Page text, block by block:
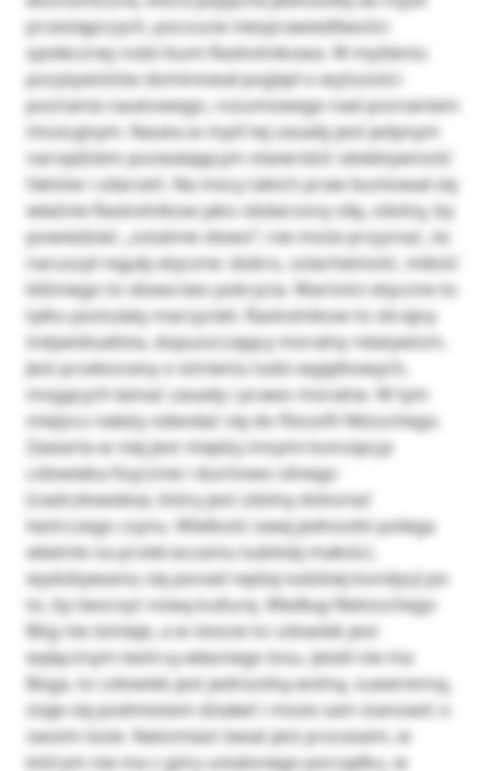
przestępczych, poczucie niesprawiedliwości
społecznej rodzi bunt Raskolnikowa. W myśleniu
pozytywistów dominował pogląd o wyższości
poznania naukowego, rozumowego nad poznaniem
intuicyjnym. Nauka w myśl tej zasady jest jedynym
narzędziem pozwalającym stwierdzić obiektywność
faktów i zdarzeń. Na mocy takich praw buntował się
właśnie Raskolnikow jako obdarzony siłą, zdolny, by
powiedzieć „ostatnie słowo”; nie może przyznać, że
naruszył reguły etyczne: dobro, szlachetność, miłość
bliźniego to słowa bez pokrycia. Wartości etyczne to
tylko postulaty marzycieli. Raskolnikow to skrajny
indywidualista, dopuszczający moralny relatywizm.
Jest przekonany o istnieniu ludzi wyjątkowych,
mogących łamać zasady i prawo moralne. W tym
miejscu należy odwołać się do filozofii Nitzschego.
Zawarta w niej jest między innymi koncepcja
człowieka fizycznie i duchowo silnego
(nadczłowieka), który jest zdolny dokonać
twórczego czynu. Wielkość owej jednostki polega
właśnie na przekraczaniu ludzkiej małości,
wydobywaniu się ponad nędzę ludzkiej kondycji po
to, by tworzyć nową kulturę. Według Nietzschego
Bóg nie istnieje, a w istocie to człowiek jest
wyłącznym twórcą własnego losu. Jeżeli nie ma
Boga, to człowiek jest jednostką wolną, suwerenną,
staje się podmiotem działań i może sam stanowić o
swoim losie. Natomiast świat jest procesem, w
którym nie ma z góry ustalonego porządku, w